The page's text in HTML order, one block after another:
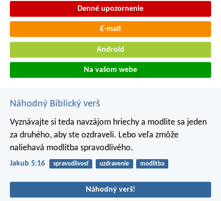
Denné upozornenie
E-mail
Android
Na vašom webe
Náhodný Biblický verš
Vyznávajte si teda navzájom hriechy a modlite sa jeden
za druhého, aby ste ozdraveli. Lebo veľa zmôže
naliehavá modlitba spravodlivého.
Jakub 5:16 spravodlivosť uzdravenie modlitba
Náhodný verš!